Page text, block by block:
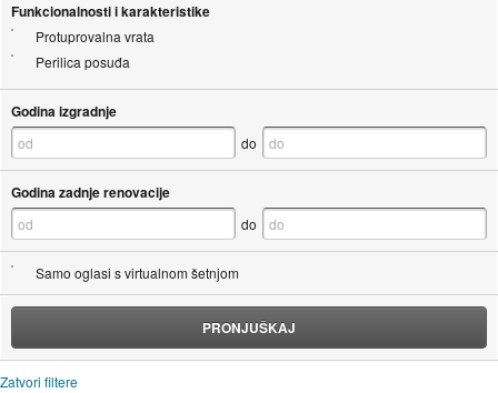
Funkcionalnosti i karakteristike
Protuprovalna vrata
Perilica posuđa
Godina izgradnje
do
Godina zadnje renovacije
do
Samo oglasi s virtualnom šetnjom
PRONJUŠKAJ
Zatvori filtere